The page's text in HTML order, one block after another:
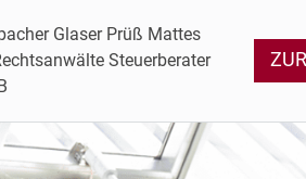
Glaser Prüß Mattes
Steuerberater